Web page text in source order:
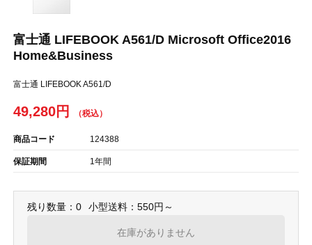
富士通 LIFEBOOK A561/D Microsoft Office2016
Home&Business
富士通 LIFEBOOK A561/D
49,280円
商品コード 124388
保証期間 1年間
残り数量：0 小型送料：550円～
在庫がありません